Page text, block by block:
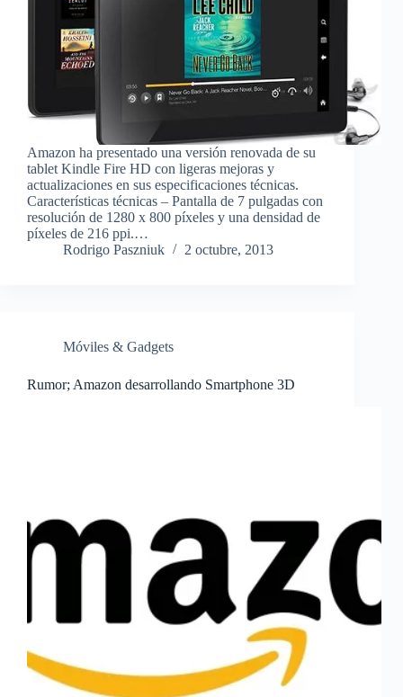
Amazon ha presentado una versión renovada de su
tablet Kindle Fire HD con ligeras mejoras y
actualizaciones en sus especificaciones técnicas.
Características técnicas – Pantalla de 7 pulgadas con
resolución de 1280 x 800 píxeles y una densidad de
píxeles de 216 ppi.…
Rodrigo Paszniuk
2 octubre, 2013
Móviles & Gadgets
Rumor; Amazon desarrollando Smartphone 3D